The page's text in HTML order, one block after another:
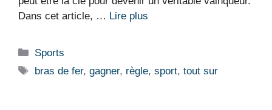
Dans cet article, … Lire plus
Catégories
Sports
Étiquettes
bras de fer,gagner, règle,sport,tout sur